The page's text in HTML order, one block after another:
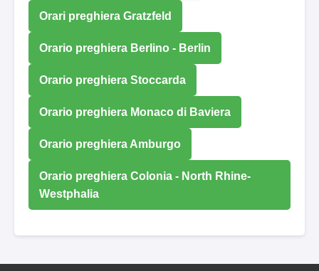
Orari preghiera Gratzfeld
Orario preghiera Berlino - Berlin
Orario preghiera Stoccarda
Orario preghiera Monaco di Baviera
Orario preghiera Amburgo
Orario preghiera Colonia - North Rhine-
Westphalia